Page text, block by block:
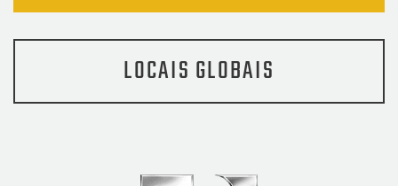
LOCAIS GLOBAIS